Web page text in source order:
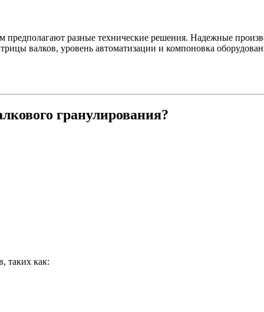
предполагают разные технические решения. Надежные
валков, уровень автоматизации и компоновка
гранулирования?
таких как: